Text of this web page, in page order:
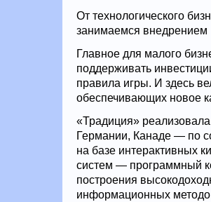
От технологического
занимаемся
Главное для малого
поддерживать
правила игры. И здесь
обеспечивающих новое
«Традиция»
Германии, Канаде — по
на базе интерактивных
систем — программный
построения
информационных